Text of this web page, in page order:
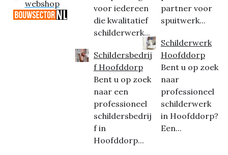
webshop
voor iedereen
die kwalitatief
schilderwerk...
Schildersbedrij
f Hoofddorp
Bent u op zoek
naar een
professioneel
schildersbedrij
f in
Hoofddorp...
partner voor
spuitwerk...
Schilderwerk
Hoofddorp
Bent u op zoek
naar
professioneel
schilderwerk
in Hoofddorp?
Een...